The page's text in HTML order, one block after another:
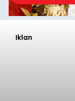
Iklan